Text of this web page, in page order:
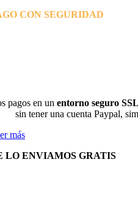
CON SEGURIDAD
pagos en un entorno seguro SSL
sin tener una cuenta Paypal,
más
LO ENVIAMOS GRATIS